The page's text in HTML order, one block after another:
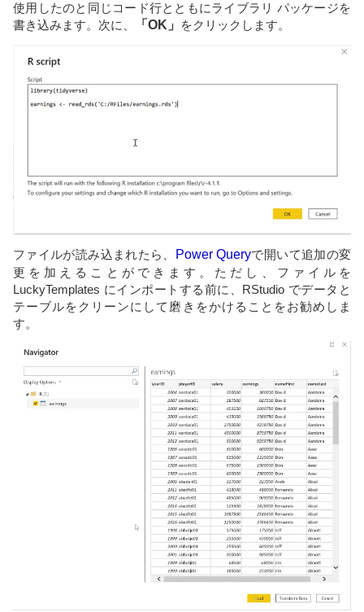
使用したのと同じコード行とともにライブラリ パッケージを
書き込みます。次に、
「OK」 をクリックします。
ファイルが読み込まれたら、 Power Queryで開いて追加の変
更を加えることができます。ただし、ファイルを
LuckyTemplates にインポートする前に、RStudio でデータと
テーブルをクリーンにして磨きをかけることをお勧めしま
す。